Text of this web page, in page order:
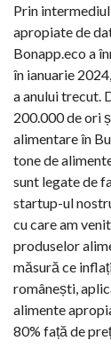
Prin
apropiate de
Bonapp.eco a
în ianuarie
a anului trecut.
200.000 de ori
alimentare în
tone de
sunt legate de
startup-ul
cu care am
produselor
măsură ce
românești,
alimente
80% față de